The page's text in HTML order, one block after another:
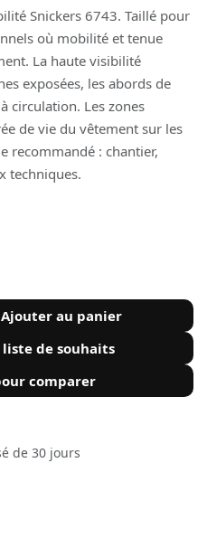
Snickers 6743. Taillé pour
où mobilité et tenue
La haute visibilité
exposées, les abords de
circulation. Les zones
de vie du vêtement sur les
recommandé : chantier,
techniques.
Ajouter au panier
comparer
de souhaits
de 30 jours